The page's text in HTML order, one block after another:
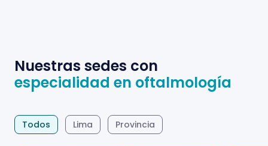
Nuestras sedes con
especialidad en oftalmología
Todos Lima Provincia